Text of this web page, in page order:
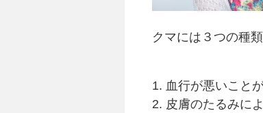
クマには３つの種
血行が悪いこと
皮膚のたるみに